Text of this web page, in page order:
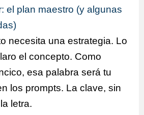
el plan maestro (y algunas
necesita una estrategia. Lo
el concepto. Como
esa palabra será tu
los prompts. La clave, sin
letra.